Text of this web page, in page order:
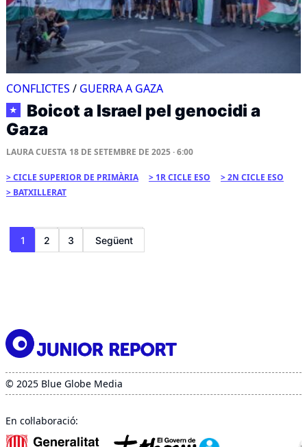
CONFLICTES / GUERRA A GAZA
★
Boicot a Israel pel genocidi a
Gaza
LAURA CUESTA 18 DE SETEMBRE DE 2025 · 6:00
CICLE SUPERIOR DE PRIMÀRIA 1R CICLE ESO
2N CICLE ESO
BATXILLERAT
Paginació
de
1 2 3 Següent
© 2025 Blue Globe Media
En col·laboració: